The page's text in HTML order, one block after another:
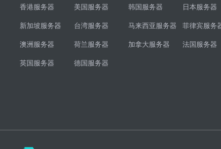
香港服务器 美国服务器 韩国服务器 日本服务器
新加坡服务器 台湾服务器 马来西亚服务器 菲律宾服务
澳洲服务器 荷兰服务器 加拿大服务器 法国服务器
英国服务器 德国服务器